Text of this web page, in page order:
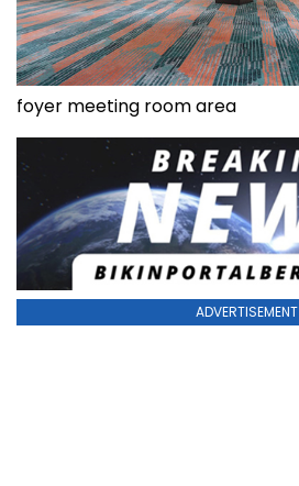
foyer meeting room area
ADVERTISEMENT